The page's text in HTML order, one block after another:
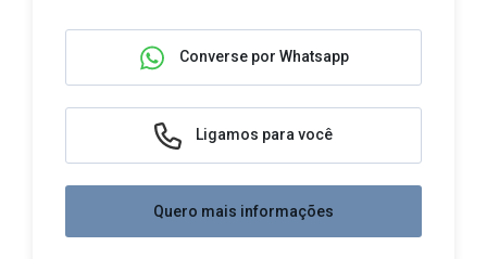
Converse por Whatsapp
Ligamos para você
Quero mais informações